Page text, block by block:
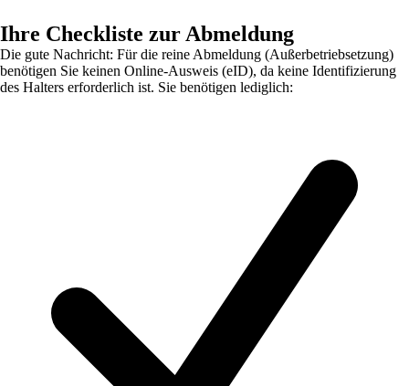
Ihre Checkliste zur Abmeldung
Die gute Nachricht: Für die reine Abmeldung (Außerbetriebsetzung)
benötigen Sie keinen Online-Ausweis (eID), da keine Identifizierung
des Halters erforderlich ist. Sie benötigen lediglich: